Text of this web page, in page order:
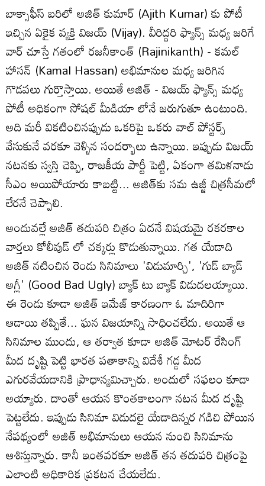
బాక్సాఫీస్ బరిలో అజిత్‌ కుమార్‌ (Ajith Kumar) కు పోటీ
ఇచ్చిన ఏకైక వ్యక్తి విజయ్‌ (Vijay). వీరిద్దరి ఫ్యాన్స్ మధ్య జరిగే
వార్‌ చూస్తే గతంలో రజనీకాంత్‌ (Rajinikanth) - కమల్
హాసన్ (Kamal Hassan) అభిమానుల మధ్య జరిగిన
గొడవలు గుర్తొస్తాయి. అయితే అజిత్ - విజయ్‌ ఫ్యాన్స్ మధ్య
పోటీ అధికంగా సోషల్ మీడియా లోనే జరుగుతూ ఉంటుంది.
అది మరీ వికటించినప్పుడు ఒకరిపై ఒకరు వాల్ పోస్టర్స్
వేసుకునే వరకూ వెళ్ళిన సందర్భాలు ఉన్నాయి. ఇప్పుడు విజయ్‌
నటనకు స్వస్తి చెప్పి, రాజకీయ పార్టీ పెట్టి, ఏకంగా తమిళనాడు
సీఎం అయిపోయారు కాబట్టి... అజిత్‌కు సమ ఉజ్జీ చిత్రసీమలో
లేరనే చెప్పాలి.
అందువల్లే అజిత్‌ తదుపరి చిత్రం ఏదనే విషయమై రకరకాల
వార్తలు కోలీవుడ్ లో చక్కర్లు కొడుతున్నాయి. గత యేడాది
అజిత్‌ నటించిన రెండు సినిమాలు 'విడుమార్చి', 'గుడ్ బ్యాడ్‌
అగ్లీ' (Good Bad Ugly) బ్యాక్‌ టు బ్యాక్ విడుదలయ్యాయి.
ఈ రెండు కూడా అజిత్‌ ఇమేజ్‌ కారణంగా ఓ మాదిరిగా
ఆడాయి తప్పితే... ఘన విజయాన్ని సాధించలేదు. అయితే ఆ
సినిమాల ముందు, ఆ తర్వాత కూడా అజిత్‌ మోటర్ రేసింగ్‌
మీద దృష్టి పెట్టి భారత పతాకాన్ని విదేశీ గడ్డ మీద
ఎగురవేయడానికి ప్రాధాన్యమిచ్చారు. అందులో సఫలం కూడా
అయ్యారు. దాంతో ఆయన కొంతకాలంగా నటన మీద దృష్టి
పెట్టలేదు. ఇప్పుడు సినిమా విడుదలై యేడాదిన్నర గడిచి పోయిన
నేపథ్యంలో అజిత్‌ అభిమానులు ఆయన నుంచి సినిమాను
ఆశిస్తున్నారు. కానీ ఇంతవరకూ అజిత్‌ తన తదుపరి చిత్రంపై
ఎలాంటి అధికారిక ప్రకటన చేయలేదు.